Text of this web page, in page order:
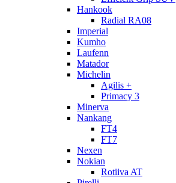
Hankook
Radial RA08
Imperial
Kumho
Laufenn
Matador
Michelin
Agilis +
Primacy 3
Minerva
Nankang
FT4
FT7
Nexen
Nokian
Rotiiva AT